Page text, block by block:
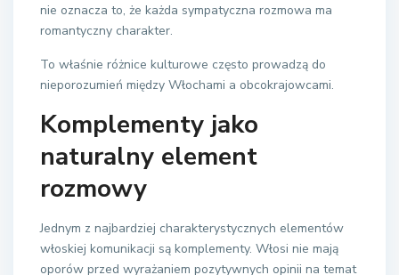
nie oznacza to, że każda sympatyczna rozmowa ma
romantyczny charakter.
To właśnie różnice kulturowe często prowadzą do
nieporozumień między Włochami a obcokrajowcami.
Komplementy jako
naturalny element
rozmowy
Jednym z najbardziej charakterystycznych elementów
włoskiej komunikacji są komplementy. Włosi nie mają
oporów przed wyrażaniem pozytywnych opinii na temat